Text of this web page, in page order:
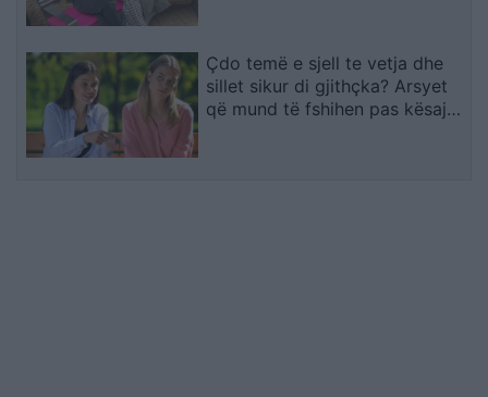
Çdo temë e sjell te vetja dhe
sillet sikur di gjithçka? Arsyet
që mund të fshihen pas kësaj